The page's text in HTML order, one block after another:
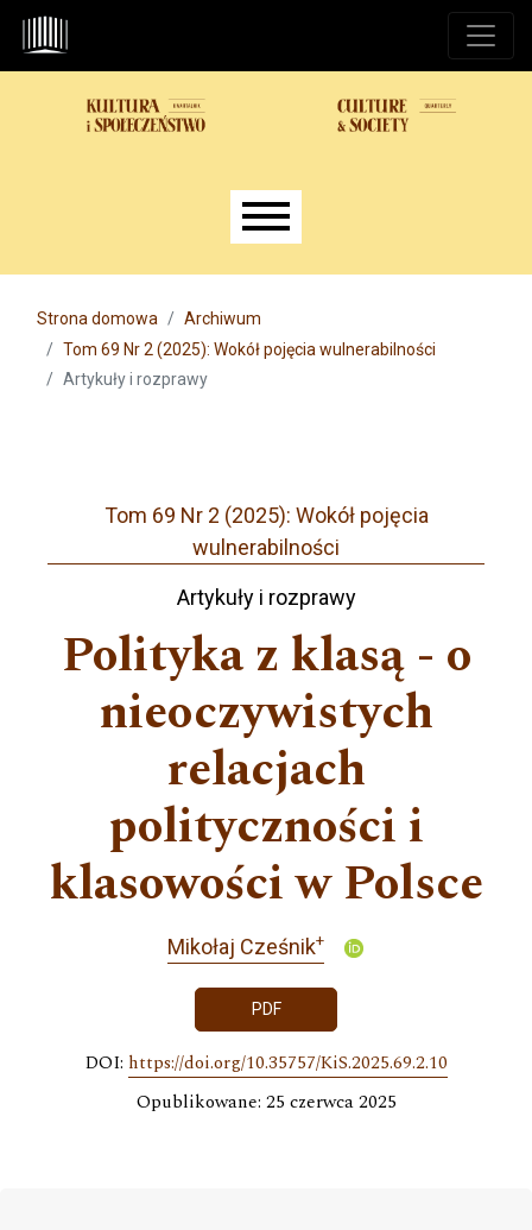
Przejdź do głównego menu
Przejdź do sekcji głównej
Przejdź do stopki
Main menu
Strona domowa
Archiwum
Tom 69 Nr 2 (2025): Wokół pojęcia wulnerabilności
Artykuły i rozprawy
Tom 69 Nr 2 (2025): Wokół pojęcia
wulnerabilności
Artykuły i rozprawy
Polityka z klasą - o
nieoczywistych
relacjach
polityczności i
klasowości w Polsce
Mikołaj Cześnik+
PDF
DOI: https://doi.org/10.35757/KiS.2025.69.2.10
Opublikowane: 25 czerwca 2025